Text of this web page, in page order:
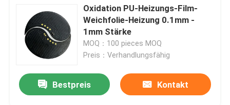
Oxidation PU-Heizungs-Film-
Weichfolie-Heizung 0.1mm -
1mm Stärke
MOQ：100 pieces MOQ
Preis：Verhandlungsfähig
Bestpreis Kontakt